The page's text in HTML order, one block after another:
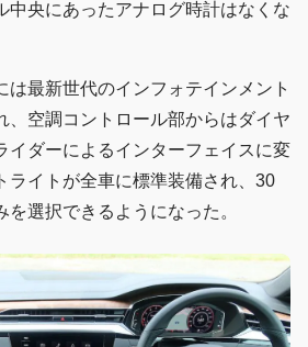
中央にあったアナログ時計はなくな
は最新世代のインフォテインメント
、空調コントロール部からはダイヤ
イダーによるインターフェイスに変
ライトが全車に標準装備され、30
選択できるようになった。